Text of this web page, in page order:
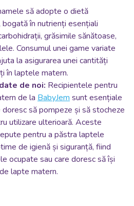
să adopte o dietă
bogată în nutrienți esențiali
grăsimile sănătoase,
Consumul unei game variate
la asigurarea unei cantități
în laptele matern.
de noi: Recipientele pentru
de la BabyJem sunt esențiale
să pompeze și să stocheze
utilizare ulterioară. Aceste
pentru a păstra laptele
de igienă și siguranță, fiind
ocupate sau care doresc să își
lapte matern.